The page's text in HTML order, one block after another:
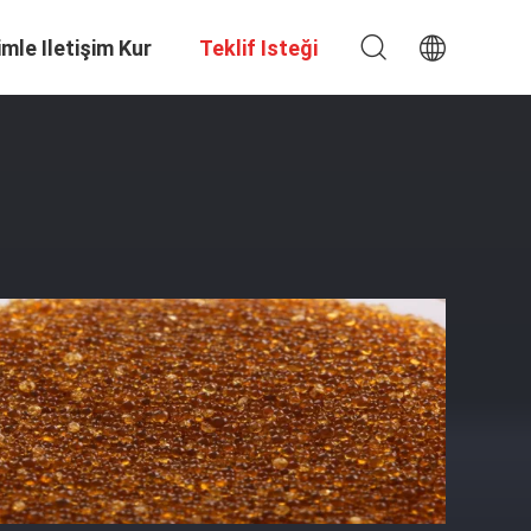
Iletişim Kur Teklif Isteği